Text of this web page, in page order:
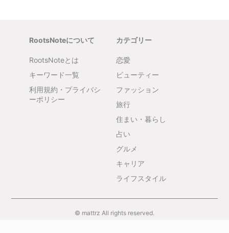
RootsNoteについて
RootsNoteとは
キーワード一覧
利用規約・プライバシ
ーポリシー
カテゴリー
恋愛
ビューティー
ファッション
旅行
住まい・暮らし
占い
グルメ
キャリア
ライフスタイル
© mattrz All rights reserved.